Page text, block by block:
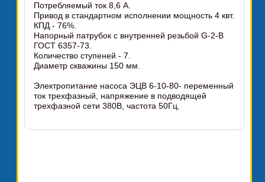
Потребляемый ток 8,6 А.
Привод в стандартном исполнении мощность 4 квт.
КПД - 76%.
Напорный патрубок с внутренней резьбой G-2-В
ГОСТ 6357-73.
Количество ступеней - 7.
Диаметр скважины 150 мм.
Электропитание насоса ЭЦВ 6-10-80- переменный
ток трехфазный, напряжение в подводящей
трехфазной сети 380В, частота 50Гц.